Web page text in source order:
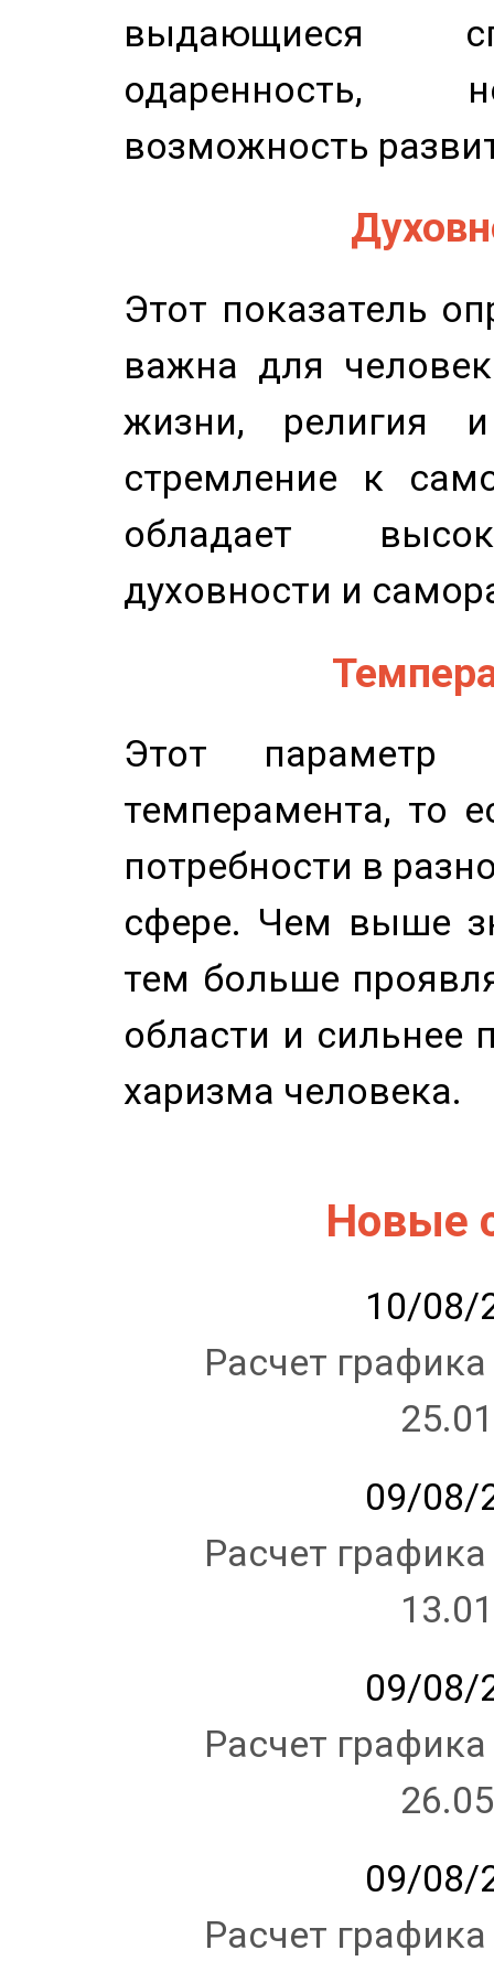
выдающиеся
одаренность,
возможность
Этот показатель
важна для
жизни, религия
стремление к
обладает
духовности и
Этот параметр
темперамента, то
потребности в
сфере. Чем выше
тем больше
области и сильнее
харизма человека.
Новые
10/08/
Расчет
09/08/
Расчет
09/08/
Расчет
09/08/
Расчет